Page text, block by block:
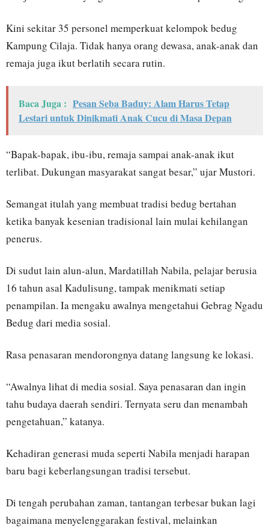
Kini sekitar 35 personel memperkuat kelompok bedug
Kampung Cilaja. Tidak hanya orang dewasa, anak-anak dan
remaja juga ikut berlatih secara rutin.
Baca Juga : Pesan Seba Baduy: Alam Harus Tetap
Lestari untuk Dinikmati Anak Cucu di Masa Depan
“Bapak-bapak, ibu-ibu, remaja sampai anak-anak ikut
terlibat. Dukungan masyarakat sangat besar,” ujar Mustori.
Semangat itulah yang membuat tradisi bedug bertahan
ketika banyak kesenian tradisional lain mulai kehilangan
penerus.
Di sudut lain alun-alun, Mardatillah Nabila, pelajar berusia
16 tahun asal Kadulisung, tampak menikmati setiap
penampilan. Ia mengaku awalnya mengetahui Gebrag Ngadu
Bedug dari media sosial.
Rasa penasaran mendorongnya datang langsung ke lokasi.
“Awalnya lihat di media sosial. Saya penasaran dan ingin
tahu budaya daerah sendiri. Ternyata seru dan menambah
pengetahuan,” katanya.
Kehadiran generasi muda seperti Nabila menjadi harapan
baru bagi keberlangsungan tradisi tersebut.
Di tengah perubahan zaman, tantangan terbesar bukan lagi
bagaimana menyelenggarakan festival, melainkan